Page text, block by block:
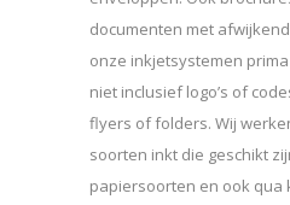
documenten met
onze inkjetsystemen
niet inclusief logo’s of
flyers of folders. Wij
soorten inkt die geschikt
papiersoorten en ook qua